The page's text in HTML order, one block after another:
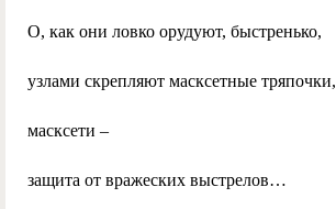
О, как они ловко орудуют, быстренько,
узлами скрепляют масксетные тряпочки,
масксети –
защита от вражеских выстрелов…